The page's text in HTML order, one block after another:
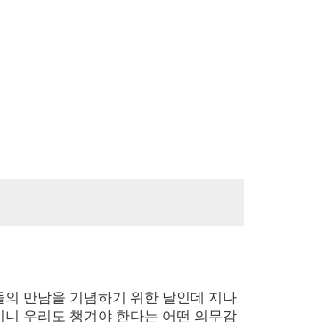
만남을 기념하기 위한 날인데 지나
니 우리도 챙겨야 한다는 어떤 의무감